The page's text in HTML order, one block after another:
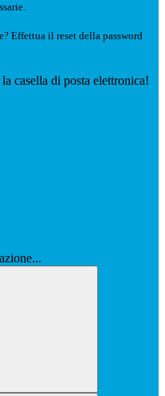
Effettua il reset della password
casella di posta elettronica!